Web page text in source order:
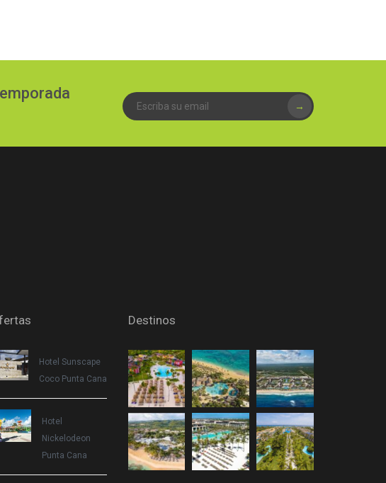
→
Hotel Sunscape
Coco Punta Cana
Hotel
Nickelodeon
Punta Cana
Destinos